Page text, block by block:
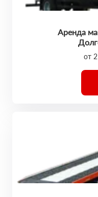
Аренда
от